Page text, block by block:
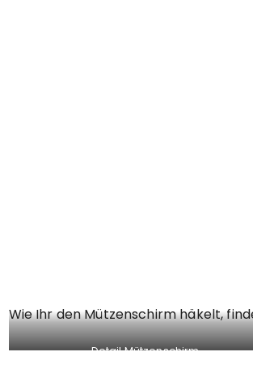
Wie Ihr den Mützenschirm häkelt,
Detail Mützenschirm